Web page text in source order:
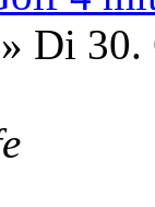
» Di 30.